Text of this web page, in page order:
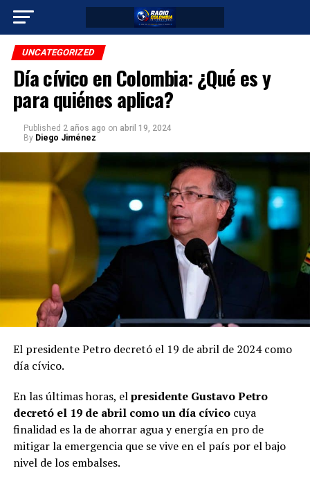
UNCATEGORIZED
Día cívico en Colombia: ¿Qué es y
para quiénes aplica?
Published 2 años ago on abril 19, 2024
By Diego Jiménez
El presidente Petro decretó el 19 de abril de 2024 como
día cívico.
En las últimas horas, elpresidente Gustavo Petro
decretó el 19 de abril como un día cívicocuya
finalidad es la de ahorrar agua y energía en pro de
mitigar la emergencia que se vive en el país por el bajo
nivel de los embalses.